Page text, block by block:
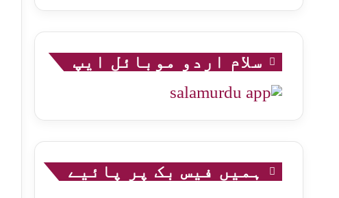
سلام اردو موبائل ایپ
ہمیں فیس بک پر پائیے